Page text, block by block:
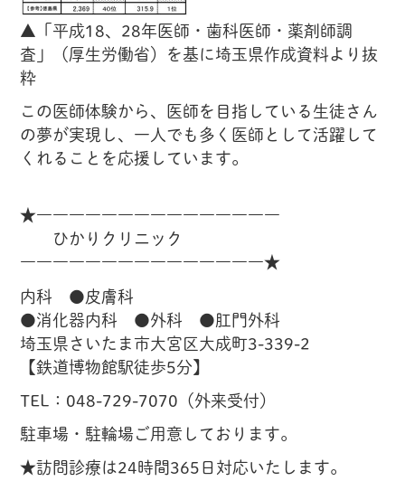
▲「平成18、28年医師・歯科医師・薬剤師調
査」（厚生労働省）を基に埼玉県作成資料より抜
粋
この医師体験から、医師を目指している生徒さん
の夢が実現し、一人でも多く医師として活躍して
くれることを応援しています。
★―――――――――――――――
ひかりクリニック
―――――――――――――――★
内科 ●皮膚科
●消化器内科 ●外科 ●肛門外科
埼玉県さいたま市大宮区大成町3-339-2
【鉄道博物館駅徒歩5分】
TEL：048-729-7070（外来受付）
駐車場・駐輪場ご用意しております。
★訪問診療は24時間365日対応いたします。